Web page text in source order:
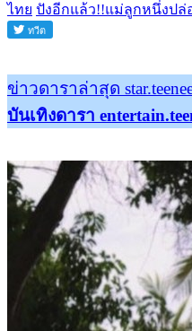
ไทย ปังอีกแล้ว!!แม่ลูกหนึ่งปล่
ข่าวดาราล่าสุด
บันเทิงดารา